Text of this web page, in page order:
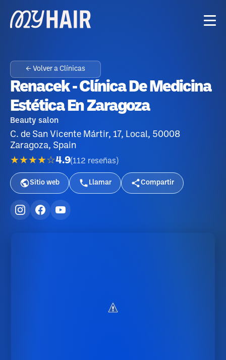
← Volver a Clínicas
Renacek - Clínica De Medicina
Estética En Zaragoza
Beauty salon
C. de San Vicente Mártir, 17, Local, 50008
Zaragoza, Spain
★★★★☆4.9(112 reseñas )
Sitio web Llamar Compartir